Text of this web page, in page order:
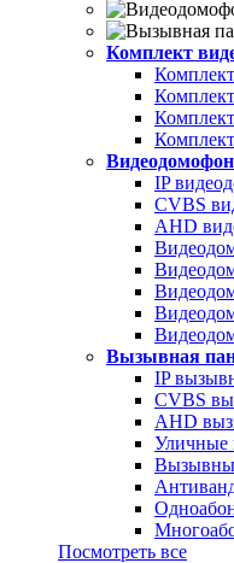
Комплект
IP
CVBS
AHD
Вызывная
IP
CVBS
AHD
Уличные
Посмотреть все